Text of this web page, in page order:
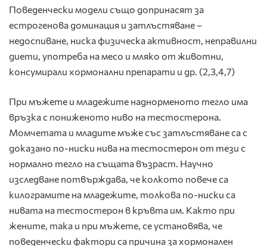
Поведенчески модели също допринасят за
естрогенова доминация и затлъстяване –
недоспиване, ниска физическа активност, неправилни
диети, употреба на месо и мляко от животни,
консумирали хормонални препарати и др. (2,3,4,7)
При мъжете и младежите наднорменото тегло има
връзка с пониженото ниво на тестостерона.
Момчетата и младите мъже със затлъстяване са с
доказано по-ниски нива на тестостерон от тези с
нормално тегло на същата възраст. Научно
изследване потвърждава, че колкото повече са
килограмите на младежите, толкова по-ниски са
нивата на тестостерон в кръвта им. Както при
жените, така и при мъжете, се установява, че
поведенчески фактори са причина за хормонален